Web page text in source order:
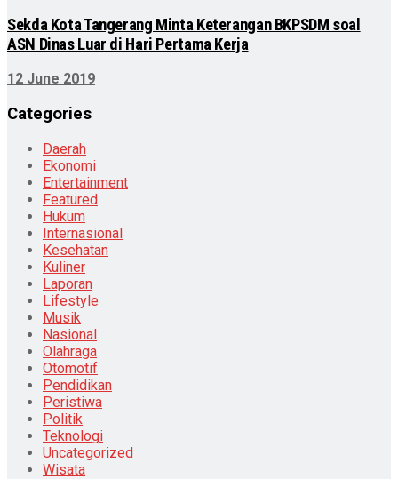
Sekda Kota Tangerang Minta Keterangan BKPSDM soal
ASN Dinas Luar di Hari Pertama Kerja
12 June 2019
Categories
Daerah
Ekonomi
Entertainment
Featured
Hukum
Internasional
Kesehatan
Kuliner
Laporan
Lifestyle
Musik
Nasional
Olahraga
Otomotif
Pendidikan
Peristiwa
Politik
Teknologi
Uncategorized
Wisata